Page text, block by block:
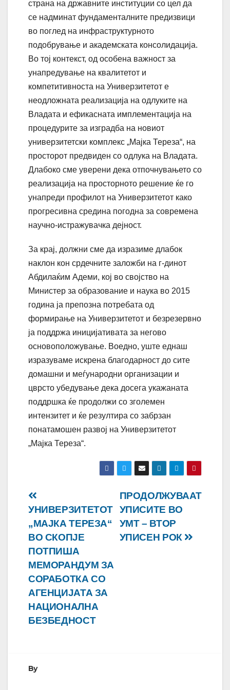
страна на државните институции со цел да
се надминат фундаменталните предизвици
во поглед на инфраструктурното
подобрување и академската консолидација.
Во тој контекст, од особена важност за
унапредување на квалитетот и
компетитивноста на Универзитетот е
неодложната реализација на одлуките на
Владата и ефикасната имплементација на
процедурите за изградба на новиот
универзитетски комплекс „Мајка Тереза“, на
просторот предвиден со одлука на Владата.
Длабоко сме уверени дека отпочнувањето со
реализација на просторното решение ќе го
унапреди профилот на Универзитетот како
прогресивна средина погодна за современа
научно-истражувачка дејност.
За крај, должни сме да изразиме длабок
наклон кон срдечните заложби на г-динот
Абдилаќим Адеми, кој во својство на
Министер за образование и наука во 2015
година ја препозна потребата од
формирање на Универзитетот и безрезервно
ја поддржа иницијативата за негово
основоположување. Воедно, уште еднаш
изразуваме искрена благодарност до сите
домашни и меѓународни организации и
цврсто убедување дека досега укажаната
поддршка ќе продолжи со зголемен
интензитет и ќе резултира со забрзан
понатамошен развој на Универзитетот
„Мајка Тереза“.
Навигација
на
напис
ПРОДОЛЖУВААТ
УПИСИТЕ ВО
УМТ – ВТОР
УПИСЕН РОК
УНИВЕРЗИТЕТОТ
„МАЈКА ТЕРЕЗА“
ВО СКОПЈЕ
ПОТПИША
МЕМОРАНДУМ ЗА
СОРАБОТКА СО
АГЕНЦИЈАТА ЗА
НАЦИОНАЛНА
БЕЗБЕДНОСТ
By